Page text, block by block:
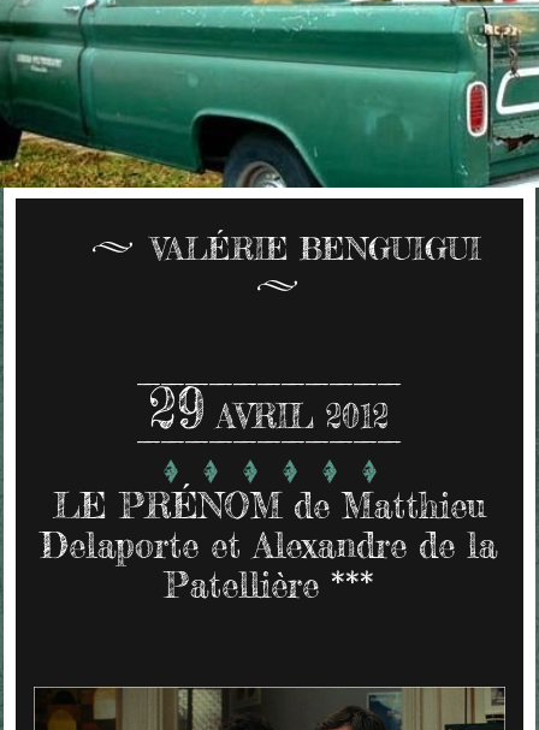
VALÉRIE BENGUIGUI
29 AVRIL 2012
LE PRÉNOM de Matthieu
Delaporte et Alexandre de la
Patellière ***